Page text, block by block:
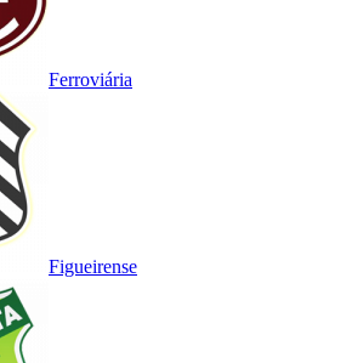
Ferroviária
Figueirense